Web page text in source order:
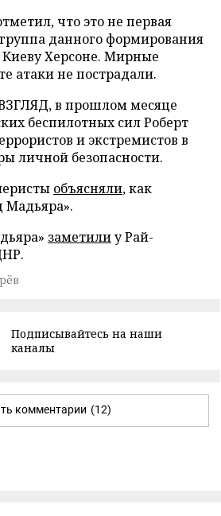
что это не первая
данного формирования
Херсоне. Мирные
атаки не пострадали.
в прошлом месяце
беспилотных сил Роберт
и экстремистов в
личной безопасности.
объясняли, как
Мадьяра».
заметилиу Рай-
Подписывайтесь на наши
каналы
комментарии (12)